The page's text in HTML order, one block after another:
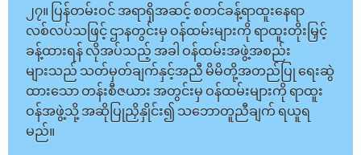
၂၇။ ပြန်တမ်းဝင် အရာရှိအဆင့် စတင်ခန့်ရာထူးနေရာ
လစ်လပ်သဖြင့် ဌာနတွင်းမှ ဝန်ထမ်းများကို ရာထူးတိုးမြှင့်
ခန့်ထားရန် လိုအပ်သည့် အခါ ဝန်ထမ်းအဖွဲ့အစည်း
များသည် သတ်မှတ်ချက်နှင့်အညီ မိမိတို့အတည်ပြု ရေးဆွဲ
ထားသော တန်းစီဇယား အတွင်းမှ ဝန်ထမ်းများကို ရာထူး
ဝန်အဖွဲ့သို့ အဆိုပြုညှိနှိုင်း၍ သဘောတူညီချက် ရယူရ
မည်။